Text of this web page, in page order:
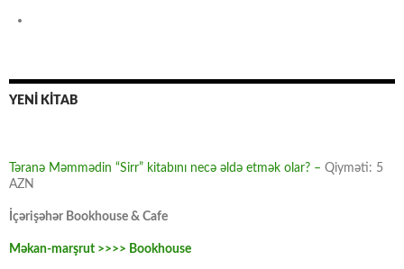
YENİ KİTAB
Təranə Məmmədin “Sirr” kitabını necə əldə etmək olar? – Qiyməti: 5
AZN
İçərişəhər Bookhouse & Cafe
Məkan-marşrut >>>> Bookhouse